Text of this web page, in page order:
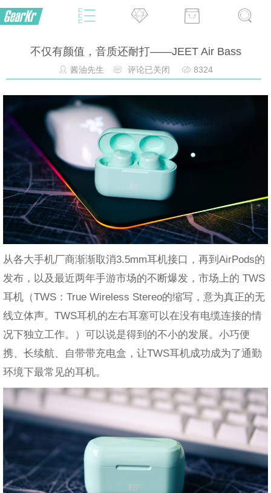
不仅有颜值，音质还耐打——JEET Air Bass
酱油先生 评论已关闭 8324
从各大手机厂商渐渐取消3.5mm耳机接口，再到AirPods的
发布，以及最近两年手游市场的不断爆发，市场上的 TWS
耳机（TWS：True Wireless Stereo的缩写，意为真正的无
线立体声。TWS耳机的左右耳塞可以在没有电缆连接的情
况下独立工作。）可以说是得到的不小的发展。小巧便
携、长续航、自带带充电盒，让TWS耳机成功成为了通勤
环境下最常见的耳机。